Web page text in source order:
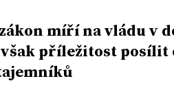
míří na vládu v
příležitost posílit